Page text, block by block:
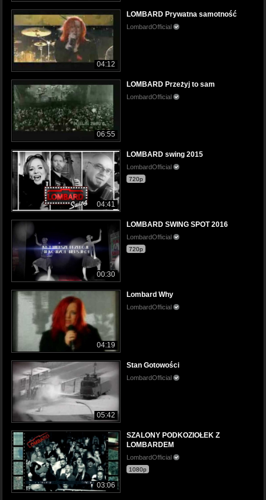
04:12
LOMBARD Prywatna samotność
LombardOfficial
06:55
LOMBARD Przeżyj to sam
LombardOfficial
04:41
LOMBARD swing 2015
LombardOfficial
720p
00:30
LOMBARD SWING SPOT 2016
LombardOfficial
720p
04:19
Lombard Why
LombardOfficial
05:42
Stan Gotowości
LombardOfficial
03:06
SZALONY PODKOZIOŁEK Z
LOMBARDEM
LombardOfficial
1080p